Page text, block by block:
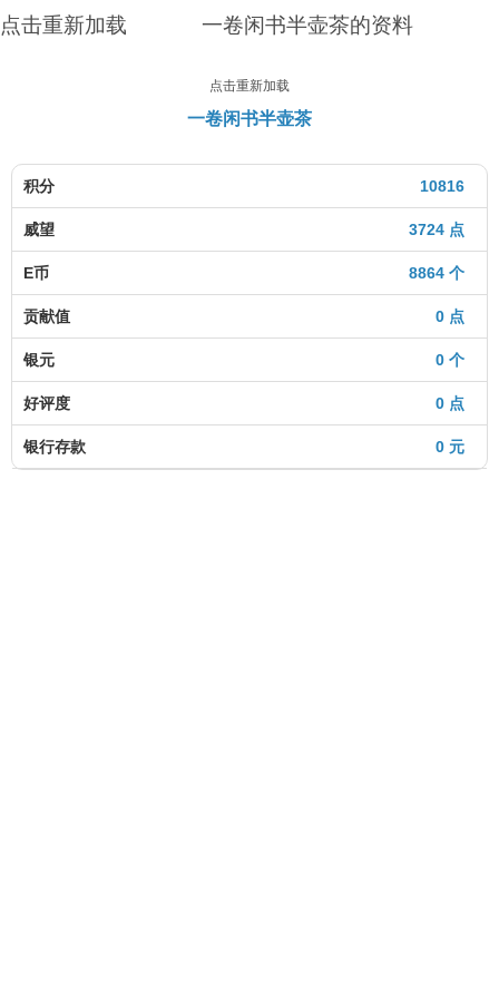
点击重新加载 一卷闲书半壶茶的资料
点击重新加载
一卷闲书半壶茶
10816
积分
3724 点
威望
8864 个
E币
0 点
贡献值
0 个
银元
0 点
好评度
0 元
银行存款